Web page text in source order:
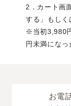
2．カート画
する」もし
※当初3,980
円未満にな
お電